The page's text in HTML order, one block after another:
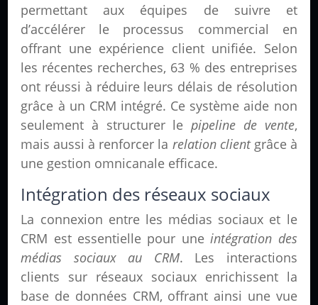
permettant aux équipes de suivre et
d’accélérer le processus commercial en
offrant une expérience client unifiée. Selon
les récentes recherches, 63 % des entreprises
ont réussi à réduire leurs délais de résolution
grâce à un CRM intégré. Ce système aide non
seulement à structurer lepipeline de vente,
mais aussi à renforcer la relation clientgrâce à
une gestion omnicanale efficace.
Intégration des réseaux sociaux
La connexion entre les médias sociaux et le
CRM est essentielle pour uneintégration des
médias sociaux au CRM. Les interactions
clients sur réseaux sociaux enrichissent la
base de données CRM, offrant ainsi une vue